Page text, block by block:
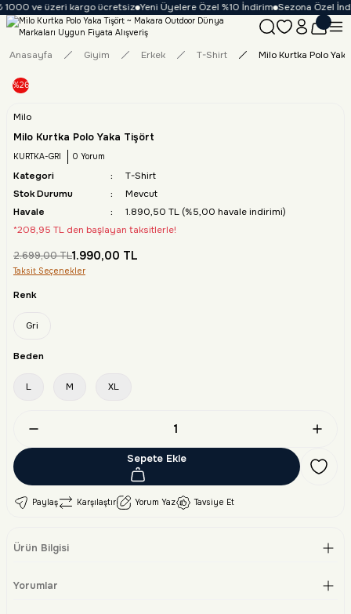
ve üzeri kargo ücretsiz Yeni Üyelere Özel %10 İndirim Sezona Özel
Anasayfa Giyim Erkek T-Shirt Milo Kurtka Polo
%26
Milo
Milo Kurtka Polo Yaka Tişört
KURTKA-GRI 0 Yorum
Kategori
T-Shirt
Stok Durumu
Mevcut
Havale
1.890,50 TL (%5,00 havale indirimi)
*208,95 TL den başlayan taksitlerle!
2.699,00 TL1.990,00 TL
Taksit Seçenekler
Renk
Gri
Beden
L M XL
Sepete Ekle
Paylaş Karşılaştır Yorum Yaz Tavsiye Et
Ürün Bilgisi
Yorumlar